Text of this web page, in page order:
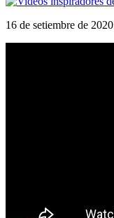
16 de setiembre de 2020